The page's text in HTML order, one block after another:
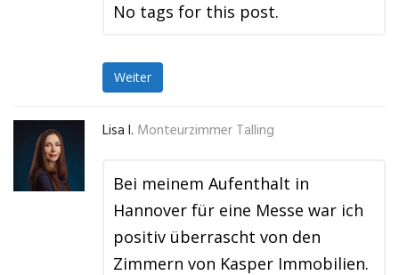
No tags for this post.
Weiter
Lisa I. Monteurzimmer Talling
Bei meinem Aufenthalt in
Hannover für eine Messe war ich
positiv überrascht von den
Zimmern von Kasper Immobilien.